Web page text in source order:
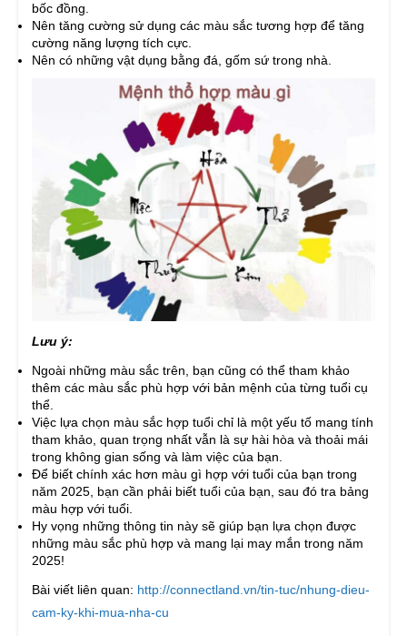
bốc đồng.
Nên tăng cường sử dụng các màu sắc tương hợp để tăng
cường năng lượng tích cực.
Nên có những vật dụng bằng đá, gốm sứ trong nhà.
Lưu ý:
Ngoài những màu sắc trên, bạn cũng có thể tham khảo
thêm các màu sắc phù hợp với bản mệnh của từng tuổi cụ
thể.
Việc lựa chọn màu sắc hợp tuổi chỉ là một yếu tố mang tính
tham khảo, quan trọng nhất vẫn là sự hài hòa và thoải mái
trong không gian sống và làm việc của bạn.
Để biết chính xác hơn màu gì hợp với tuổi của bạn trong
năm 2025, bạn cần phải biết tuổi của bạn, sau đó tra bảng
màu hợp với tuổi.
Hy vọng những thông tin này sẽ giúp bạn lựa chọn được
những màu sắc phù hợp và mang lại may mắn trong năm
2025!
Bài viết liên quan: http://connectland.vn/tin-tuc/nhung-dieu-
cam-ky-khi-mua-nha-cu